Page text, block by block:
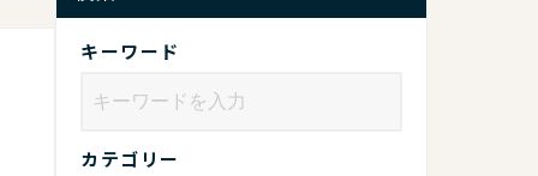
キーワード
カテゴリー